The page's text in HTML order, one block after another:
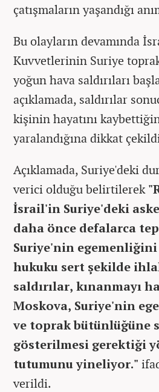
çatışmaların yaşandığı
Bu olayların devamında
Kuvvetlerinin Suriye
yoğun hava saldırıları
açıklamada, saldırılar
kişinin hayatını
yaralandığına dikkat
Açıklamada, Suriye'deki
verici olduğu belirtilerek
İsrail'in Suriye'deki
daha önce defalarca
Suriye'nin egemenliğini
hukuku sert şekilde
saldırılar, kınanmayı
Moskova, Suriye'nin
ve toprak bütünlüğüne
gösterilmesi gerektiği
tutumunu yineliyor."
verildi.